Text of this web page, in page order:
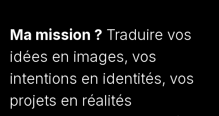
Ma mission ? Traduire vos
idées en images, vos
intentions en identités, vos
projets en réalités